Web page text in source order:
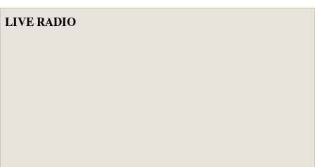
LIVE RADIO